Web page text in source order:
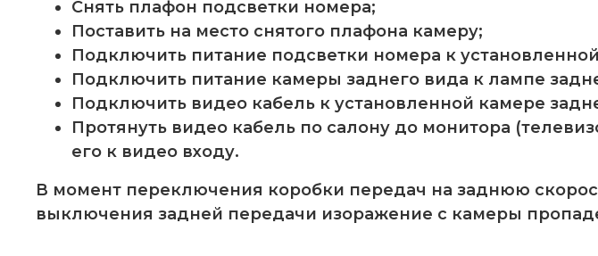
Снять плафон подсветки номера;
Поставить на место снятого плафона камеру;
Подключить питание подсветки номера к
Подключить питание камеры заднего вида к лампе
Подключить видео кабель к установленной камере
Протянуть видео кабель по салону до монитора
его к видео входу.
В момент переключения коробки передач на заднюю
выключения задней передачи изоражение с камеры